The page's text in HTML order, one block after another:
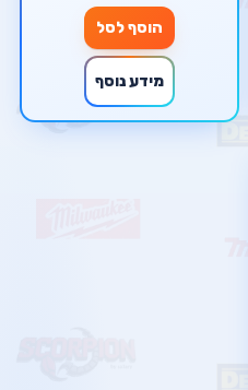
הוסף לסל
מידע נוסף